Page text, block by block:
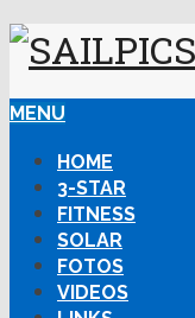
MENU
HOME
3-STAR
FITNESS
SOLAR
FOTOS
VIDEOS